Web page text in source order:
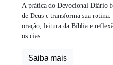
A prática do Devocional Diário
de Deus e transforma sua
oração, leitura da Bíblia e
os dias.
Saiba mais